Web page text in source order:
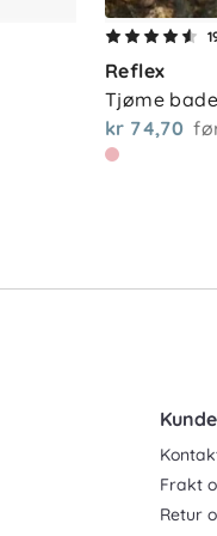
skånsomt
så sjelden som
lufting ved behov –
for unødvendige
Reflex
Tjøme
kr 74,70
Frakt
Retur